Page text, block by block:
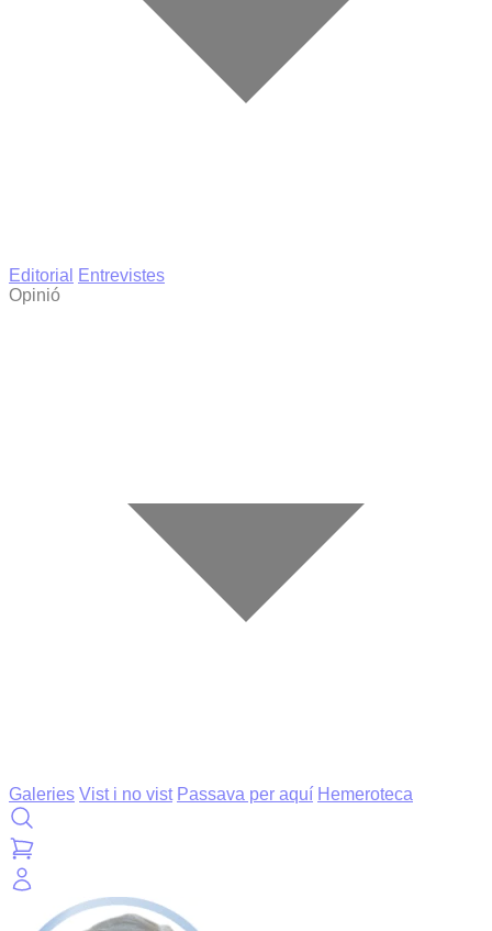
Editorial
Entrevistes
Opinió
Galeries Vist i no vist Passava per aquí Hemeroteca